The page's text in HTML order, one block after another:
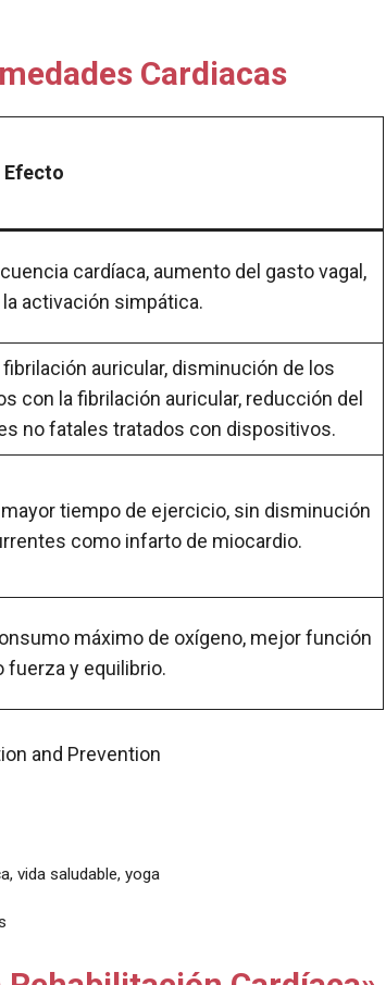
Cardiacas
Efecto
cardíaca, aumento del gasto vagal,
activación simpática.
auricular, disminución de los
con la fibrilación auricular, reducción del
no fatales tratados con dispositivos.
tiempo de ejercicio, sin disminución
como infarto de miocardio.
máximo de oxígeno, mejor función
y ​​equilibrio.
and Prevention
,vida saludable,yoga